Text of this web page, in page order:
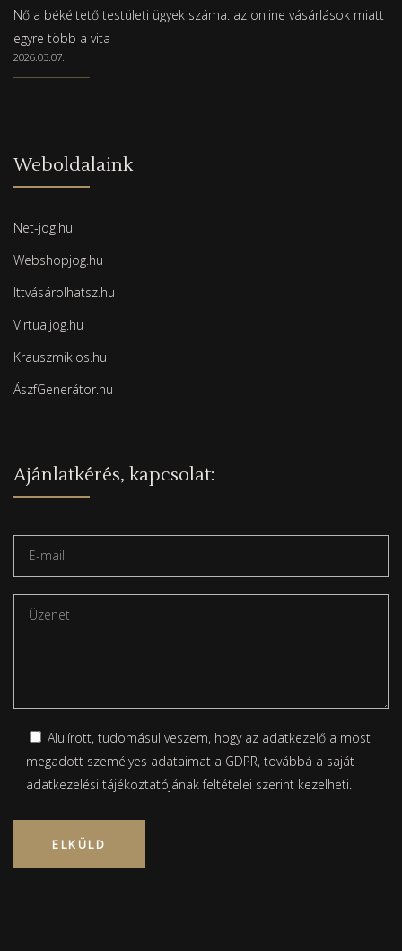
Nő a békéltető testületi ügyek száma: az online vásárlások miatt
egyre több a vita
2026.03.07.
Weboldalaink
Net-jog.hu
Webshopjog.hu
Ittvásárolhatsz.hu
Virtualjog.hu
Krauszmiklos.hu
ÁszfGenerátor.hu
Ajánlatkérés, kapcsolat:
Alulírott, tudomásul veszem, hogy az adatkezelő a most
megadott személyes adataimat a GDPR, továbbá a saját
adatkezelési tájékoztatójánakfeltételei szerint kezelheti.
Please leave this field empty.